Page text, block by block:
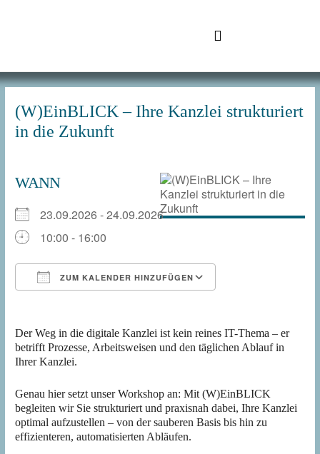
(W)EinBLICK – Ihre Kanzlei strukturiert
in die Zukunft
WANN
23.09.2026 - 24.09.2026
10:00 - 16:00
ZUM KALENDER HINZUFÜGEN
Der Weg in die digitale Kanzlei ist kein reines IT-Thema – er
betrifft Prozesse, Arbeitsweisen und den täglichen Ablauf in
Ihrer Kanzlei.
Genau hier setzt unser Workshop an: Mit (W)EinBLICK
begleiten wir Sie strukturiert und praxisnah dabei, Ihre Kanzlei
optimal aufzustellen – von der sauberen Basis bis hin zu
effizienteren, automatisierten Abläufen.